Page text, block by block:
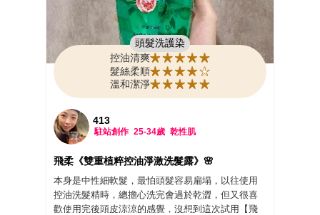
髮露後，久違的髮絲澎鬆度又出現了，每天都很期
待洗髮的時間，推薦你一定要來試試這一款《雙重
植粹控油淨澈洗髮露》，非常適合炎熱的夏天使
用。
每天持續使用下，假日出門時，總是有澎鬆柔順的
秀髮，現在我騎車拿下安全帽之後，頭髮也沒那麼
扁蹋了，也不會一直癢癢的，控油效果也比其他之
驗後非常滿意，會持續回購使用的，這款高CP值的
洗髮露，真的太適合我了，太棒了。
負擔的 這一瓶做到了控油＋去屑＋去頭皮味＋柔順
💜
💜💜💜99%高純茶樹油、甄選天然紅石榴精華 💜💜
💜3大零添加、溫和弱酸性，天天安心洗髮 💜💜💜快
頭髮洗護染
控油清爽
髮絲柔順
溫和潔淨
413
駐站創作 25-34歲 乾性肌
飛柔《雙重植粹控油淨激洗髮露》🌸
本身是中性細軟髮，最怕頭髮容易扁塌，以往使用
控油洗髮精時，總擔心洗完會過於乾澀，但又很喜
歡使用完後頭皮涼涼的感覺，沒想到這次試用【飛